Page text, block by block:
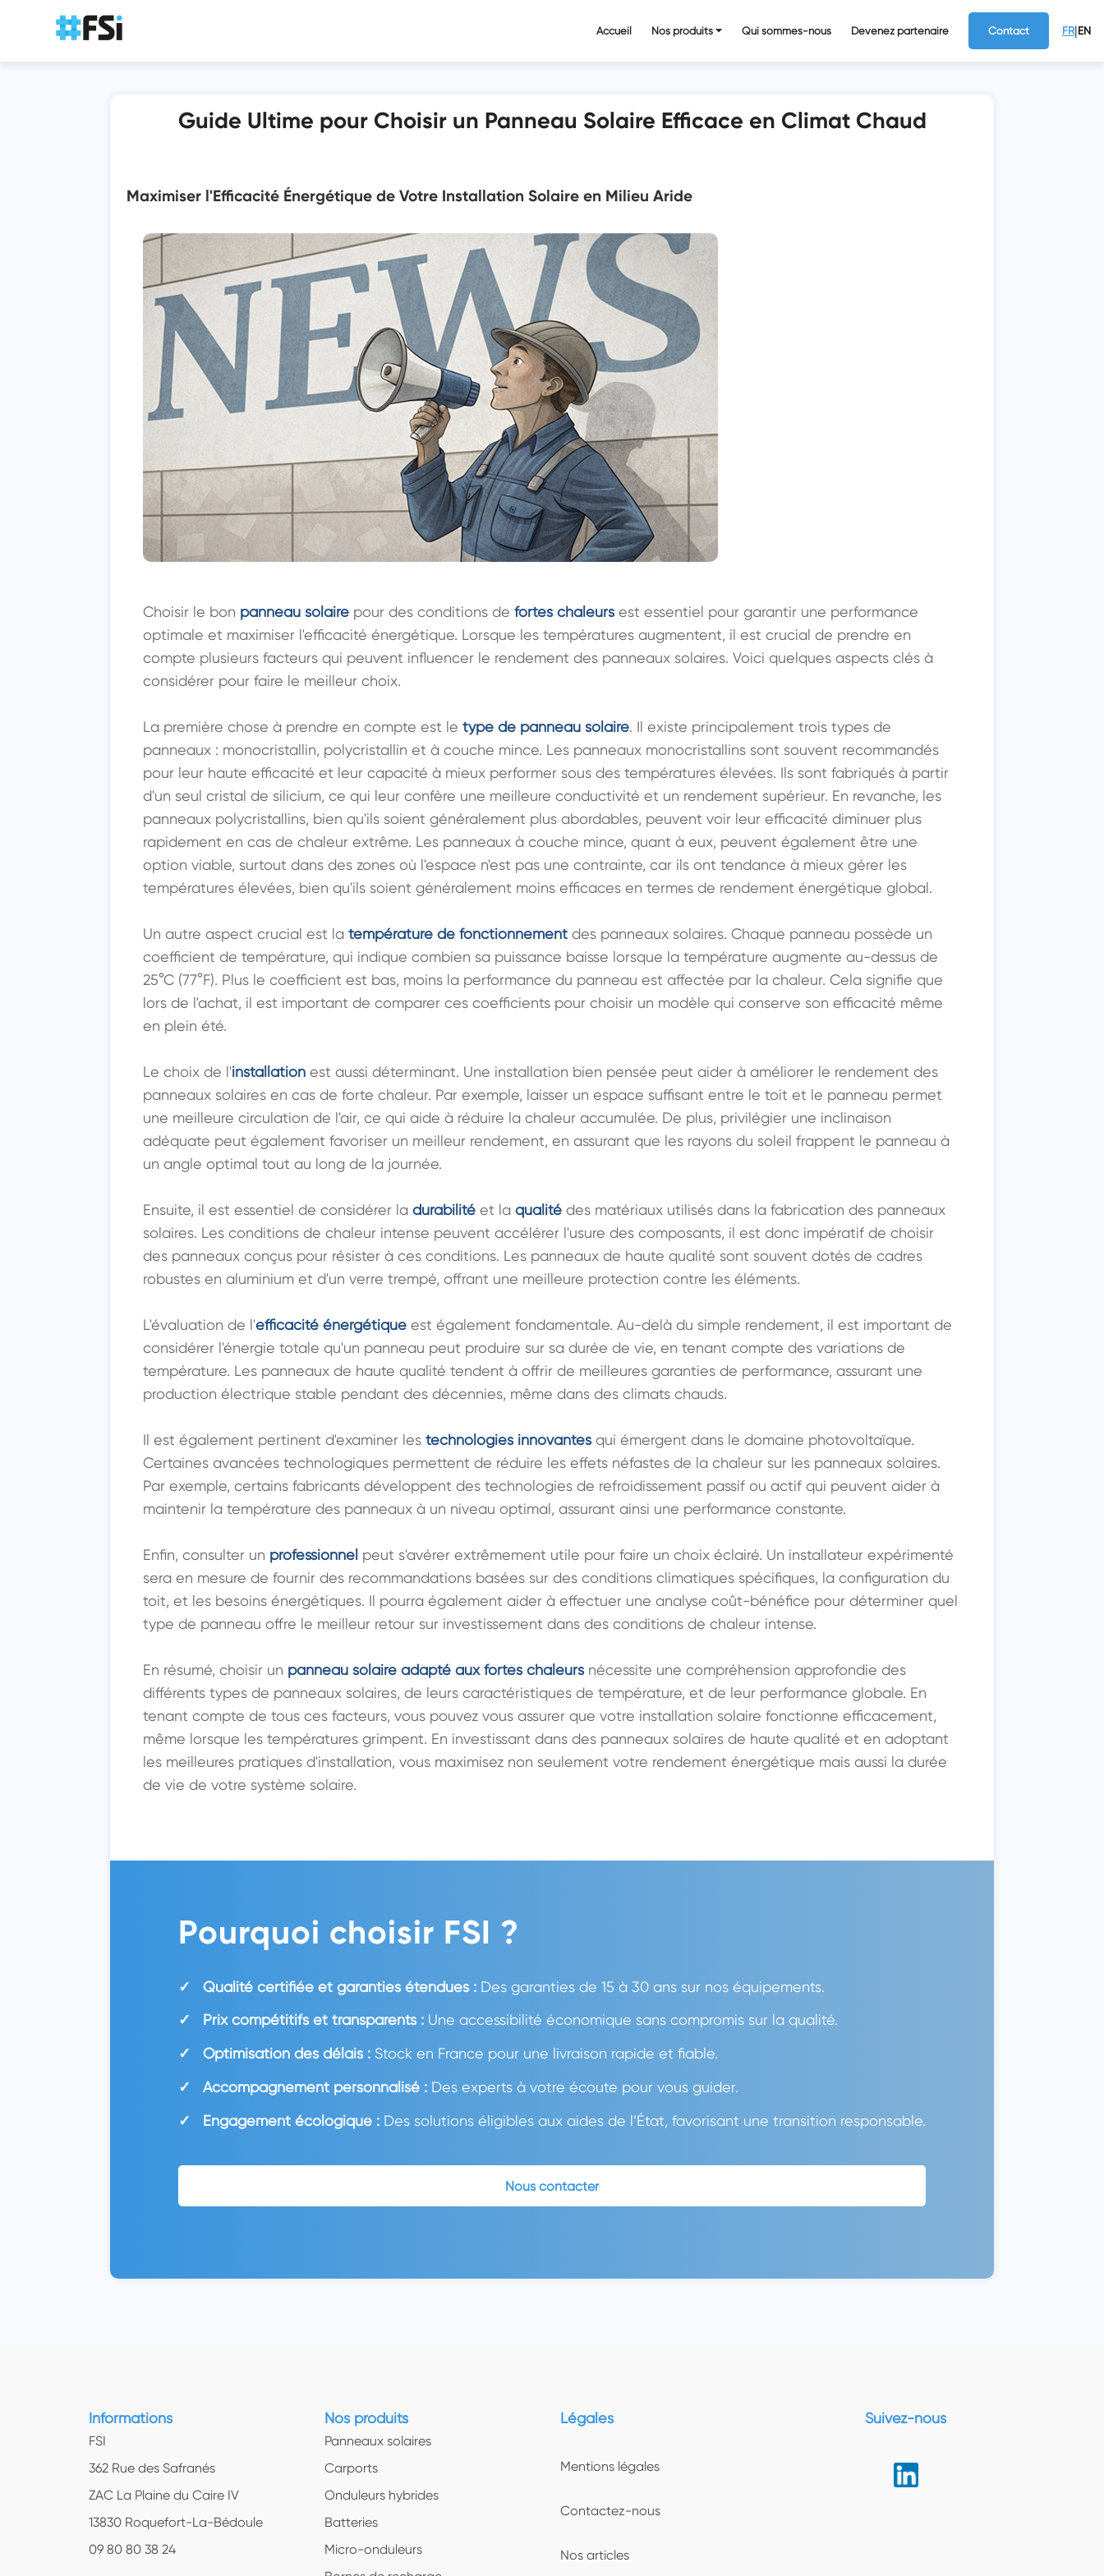
Accueil Nos produits ⏷ Qui sommes-nous Devenez partenaire Contact FR|EN
Guide Ultime pour Choisir un Panneau Solaire Efficace en Climat Chaud
Maximiser l'Efficacité Énergétique de Votre Installation Solaire en Milieu Aride
Choisir le bon panneau solaire pour des conditions de fortes chaleurs est essentiel pour garantir une performance
optimale et maximiser l'efficacité énergétique. Lorsque les températures augmentent, il est crucial de prendre en
compte plusieurs facteurs qui peuvent influencer le rendement des panneaux solaires. Voici quelques aspects clés à
considérer pour faire le meilleur choix.
La première chose à prendre en compte est le type de panneau solaire. Il existe principalement trois types de
panneaux : monocristallin, polycristallin et à couche mince. Les panneaux monocristallins sont souvent recommandés
pour leur haute efficacité et leur capacité à mieux performer sous des températures élevées. Ils sont fabriqués à partir
d'un seul cristal de silicium, ce qui leur confère une meilleure conductivité et un rendement supérieur. En revanche, les
panneaux polycristallins, bien qu'ils soient généralement plus abordables, peuvent voir leur efficacité diminuer plus
rapidement en cas de chaleur extrême. Les panneaux à couche mince, quant à eux, peuvent également être une
option viable, surtout dans des zones où l'espace n'est pas une contrainte, car ils ont tendance à mieux gérer les
températures élevées, bien qu'ils soient généralement moins efficaces en termes de rendement énergétique global.
Un autre aspect crucial est la température de fonctionnement des panneaux solaires. Chaque panneau possède un
coefficient de température, qui indique combien sa puissance baisse lorsque la température augmente au-dessus de
25°C (77°F). Plus le coefficient est bas, moins la performance du panneau est affectée par la chaleur. Cela signifie que
lors de l'achat, il est important de comparer ces coefficients pour choisir un modèle qui conserve son efficacité même
en plein été.
Le choix de l'installation est aussi déterminant. Une installation bien pensée peut aider à améliorer le rendement des
panneaux solaires en cas de forte chaleur. Par exemple, laisser un espace suffisant entre le toit et le panneau permet
une meilleure circulation de l'air, ce qui aide à réduire la chaleur accumulée. De plus, privilégier une inclinaison
adéquate peut également favoriser un meilleur rendement, en assurant que les rayons du soleil frappent le panneau à
un angle optimal tout au long de la journée.
Ensuite, il est essentiel de considérer la durabilité et la qualité des matériaux utilisés dans la fabrication des panneaux
solaires. Les conditions de chaleur intense peuvent accélérer l'usure des composants, il est donc impératif de choisir
des panneaux conçus pour résister à ces conditions. Les panneaux de haute qualité sont souvent dotés de cadres
robustes en aluminium et d'un verre trempé, offrant une meilleure protection contre les éléments.
L'évaluation de l'efficacité énergétique est également fondamentale. Au-delà du simple rendement, il est important de
considérer l'énergie totale qu'un panneau peut produire sur sa durée de vie, en tenant compte des variations de
température. Les panneaux de haute qualité tendent à offrir de meilleures garanties de performance, assurant une
production électrique stable pendant des décennies, même dans des climats chauds.
Il est également pertinent d'examiner les technologies innovantes qui émergent dans le domaine photovoltaïque.
Certaines avancées technologiques permettent de réduire les effets néfastes de la chaleur sur les panneaux solaires.
Par exemple, certains fabricants développent des technologies de refroidissement passif ou actif qui peuvent aider à
maintenir la température des panneaux à un niveau optimal, assurant ainsi une performance constante.
Enfin, consulter un professionnel peut s'avérer extrêmement utile pour faire un choix éclairé. Un installateur expérimenté
sera en mesure de fournir des recommandations basées sur des conditions climatiques spécifiques, la configuration du
toit, et les besoins énergétiques. Il pourra également aider à effectuer une analyse coût-bénéfice pour déterminer quel
type de panneau offre le meilleur retour sur investissement dans des conditions de chaleur intense.
En résumé, choisir un panneau solaire adapté aux fortes chaleurs nécessite une compréhension approfondie des
différents types de panneaux solaires, de leurs caractéristiques de température, et de leur performance globale. En
tenant compte de tous ces facteurs, vous pouvez vous assurer que votre installation solaire fonctionne efficacement,
même lorsque les températures grimpent. En investissant dans des panneaux solaires de haute qualité et en adoptant
les meilleures pratiques d'installation, vous maximisez non seulement votre rendement énergétique mais aussi la durée
de vie de votre système solaire.
Pourquoi choisir FSI ?
Qualité certifiée et garanties étendues : Des garanties de 15 à 30 ans sur nos équipements.
Prix compétitifs et transparents : Une accessibilité économique sans compromis sur la qualité.
Optimisation des délais : Stock en France pour une livraison rapide et fiable.
Accompagnement personnalisé : Des experts à votre écoute pour vous guider.
Engagement écologique : Des solutions éligibles aux aides de l’État, favorisant une transition responsable.
Nous contacter
Informations
FSI
362 Rue des Safranés
ZAC La Plaine du Caire IV
13830 Roquefort-La-Bédoule
09 80 80 38 24
Nos produits
Panneaux solaires
Carports
Onduleurs hybrides
Batteries
Micro-onduleurs
Légales
Mentions légales
Contactez-nous
Nos articles
Suivez-nous